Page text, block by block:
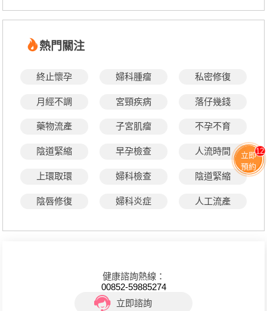
熱門關注
終止懷孕 婦科腫瘤 私密修復
月經不調 宮頸疾病 落仔幾錢
藥物流產 子宮肌瘤 不孕不育
陰道緊縮 早孕檢查 人流時間
上環取環 婦科檢查 陰道緊縮
陰唇修復 婦科炎症 人工流產
健康諮詢熱線：
00852-59885274
立即諮詢
立即
預約
12